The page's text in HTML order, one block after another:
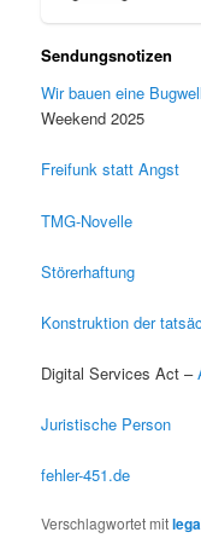
Sendungsnotizen
Wir bauen eine
Weekend 2025
Freifunk statt Angst
TMG-Novelle
Störerhaftung
Konstruktion der
Digital Services Act –
Juristische Person
fehler-451.de
Verschlagwortet mit